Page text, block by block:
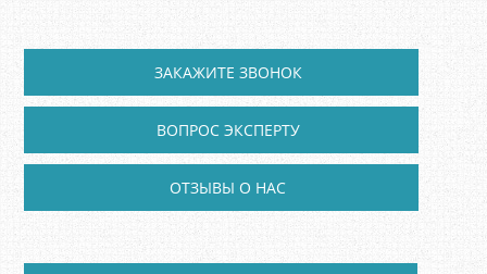
ЗАКАЖИТЕ ЗВОНОК
ВОПРОС ЭКСПЕРТУ
ОТЗЫВЫ О НАС